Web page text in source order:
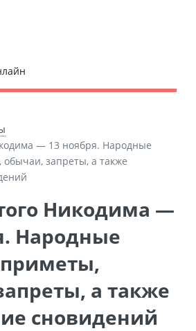
— 13 ноября. Народные
запреты, а также
Народные
а также
сновидений